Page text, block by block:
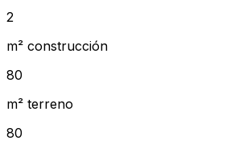
2
m² construcción
80
m² terreno
80